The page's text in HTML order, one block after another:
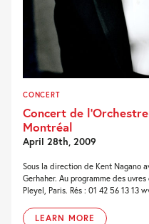
CONCERT
Concert de
Montréal
April 28th, 2009
Sous la direction de Kent Nagano
Gerhaher. Au programme des
Pleyel, Paris. Rés : 01 42 56 13 13
LEARN MORE